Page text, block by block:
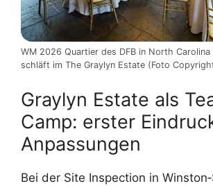
WM 2026 Quartier des DFB in North Carolina
schläft im The Graylyn Estate (Foto
Graylyn Estate als
Camp: erster
Anpassungen
Bei der Site Inspection in